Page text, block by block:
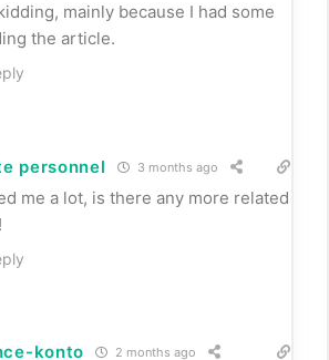
mainly because I had some
the article.
personnel 3 months ago
me a lot, is there any more related
konto 2 months ago